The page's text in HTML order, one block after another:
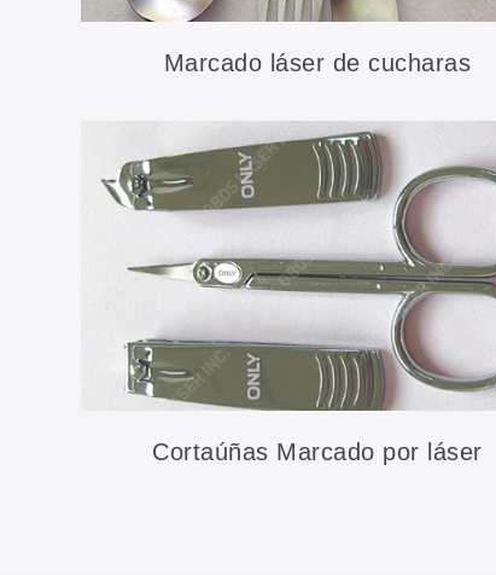
Marcado láser de cucharas
Cortaúñas Marcado por láser